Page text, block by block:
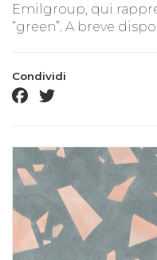
Emilgroup, qui
“green”. A breve
Condividi
facebook share
twitter share